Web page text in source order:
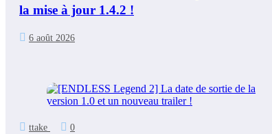
la mise à jour 1.4.2 !
6 août 2026
ttake 0